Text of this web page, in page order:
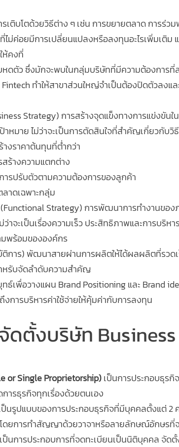
เติบโตด้วยวิธีต่าง ๆ เช่น การขยายตลาด การร่ว
ม่ค่อยมีการเปลี่ยนแปลงหรือลงทุนอะไรเพิ่มเติม
ห้คงที่
ดตัว ซึ่งมักจะพบในกลุ่มบริษัทที่มีความต้องการที่
Fintech ทำให้สาขาส่วนใหญ่จำเป็นต้องปิดตัวลงแ
Strategy) การสร้างจุดแข็งทางการแข่งขันใ
หมาย ไม่ว่าจะเป็นการตัดสินใจที่สำคัญเกี่ยวกับวิ
งราคาต้นทุนที่ต่ำกว่า
ร้างความแตกต่าง
รปรับตัวตามความต้องการของลูกค้า
าดเฉพาะกลุ่ม
Strategy) การพัฒนาการทำงานของ
ว่าจะเป็นเรื่องความเร็ว ประสิทธิภาพและการบริห
มพร้อมขององค์กร
การ) พัฒนาสายผ่านการผลิตให้ได้ผลผลิตที่รวด
รับจัดลำดับความสำคัญ
ธ์เพื่อวางแผน Brand Positioning และ Brand
การบริหารค่าใช้จ่ายให้คุ้มค่ากับการลงทุน
ดตั้งบริษัท Business
or Single Proprietorship) เป็นการประกอบธุร
ารธุรกิจทุกเรื่องด้วยตนเอง
ป็นรูปแบบของการประกอบธุรกิจที่มีบุคคลตั้งแต่ 2
ดยการทำสัญญาด้วยวาจาหรือลายลักษณ์อักษรที่
เป็นการประกอบการที่จดทะเบียนเป็นนิติบุคคล จัด